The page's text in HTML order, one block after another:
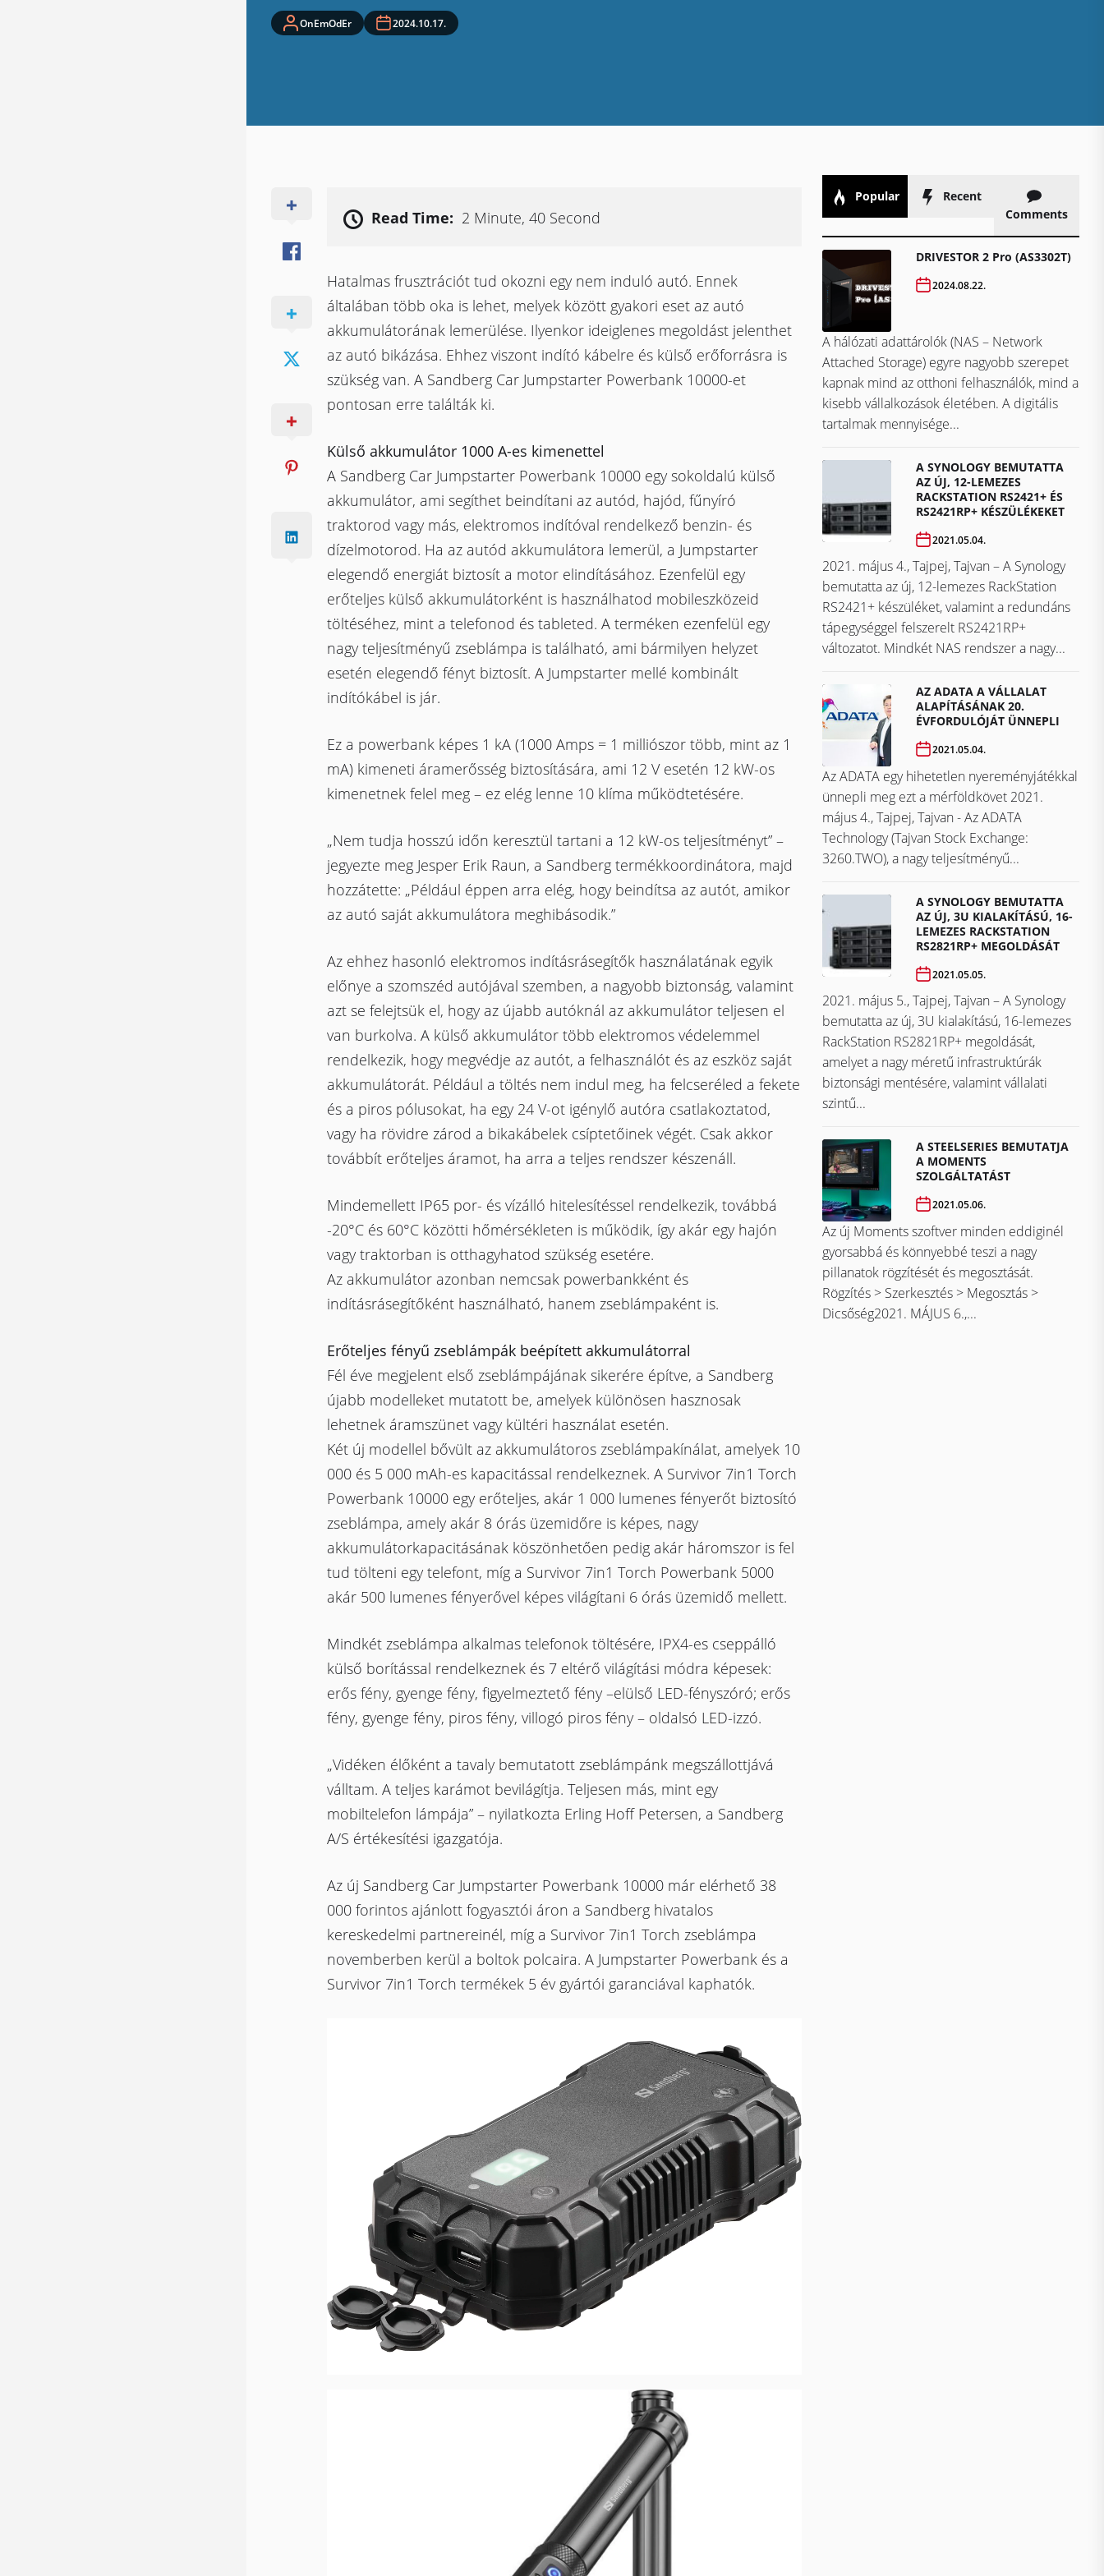
OnEmOdEr 2024.10.17.
Read Time: 2 Minute, 40 Second
Hatalmas frusztrációt tud okozni egy nem induló autó. Ennek
általában több oka is lehet, melyek között gyakori eset az autó
akkumulátorának lemerülése. Ilyenkor ideiglenes megoldást jelenthet
az autó bikázása. Ehhez viszont indító kábelre és külső erőforrásra is
szükség van. A Sandberg Car Jumpstarter Powerbank 10000-et
pontosan erre találták ki.
Külső akkumulátor 1000 A-es kimenettel
A Sandberg Car Jumpstarter Powerbank 10000 egy sokoldalú külső
akkumulátor, ami segíthet beindítani az autód, hajód, fűnyíró
traktorod vagy más, elektromos indítóval rendelkező benzin- és
dízelmotorod. Ha az autód akkumulátora lemerül, a Jumpstarter
elegendő energiát biztosít a motor elindításához. Ezenfelül egy
erőteljes külső akkumulátorként is használhatod mobileszközeid
töltéséhez, mint a telefonod és tableted. A terméken ezenfelül egy
nagy teljesítményű zseblámpa is található, ami bármilyen helyzet
esetén elegendő fényt biztosít. A Jumpstarter mellé kombinált
indítókábel is jár.
Ez a powerbank képes 1 kA (1000 Amps = 1 milliószor több, mint az 1
mA) kimeneti áramerősség biztosítására, ami 12 V esetén 12 kW-os
kimenetnek felel meg – ez elég lenne 10 klíma működtetésére.
„Nem tudja hosszú időn keresztül tartani a 12 kW-os teljesítményt” –
jegyezte meg Jesper Erik Raun, a Sandberg termékkoordinátora, majd
hozzátette: „Például éppen arra elég, hogy beindítsa az autót, amikor
az autó saját akkumulátora meghibásodik.”
Az ehhez hasonló elektromos indításrásegítők használatának egyik
előnye a szomszéd autójával szemben, a nagyobb biztonság, valamint
azt se felejtsük el, hogy az újabb autóknál az akkumulátor teljesen el
van burkolva. A külső akkumulátor több elektromos védelemmel
rendelkezik, hogy megvédje az autót, a felhasználót és az eszköz saját
akkumulátorát. Például a töltés nem indul meg, ha felcseréled a fekete
és a piros pólusokat, ha egy 24 V-ot igénylő autóra csatlakoztatod,
vagy ha rövidre zárod a bikakábelek csíptetőinek végét. Csak akkor
továbbít erőteljes áramot, ha arra a teljes rendszer készenáll.
Mindemellett IP65 por- és vízálló hitelesítéssel rendelkezik, továbbá
-20°C és 60°C közötti hőmérsékleten is működik, így akár egy hajón
vagy traktorban is otthagyhatod szükség esetére.
Az akkumulátor azonban nemcsak powerbankként és
indításrásegítőként használható, hanem zseblámpaként is.
Erőteljes fényű zseblámpák beépített akkumulátorral
Fél éve megjelent első zseblámpájának sikerére építve, a Sandberg
újabb modelleket mutatott be, amelyek különösen hasznosak
lehetnek áramszünet vagy kültéri használat esetén.
Két új modellel bővült az akkumulátoros zseblámpakínálat, amelyek 10
000 és 5 000 mAh-es kapacitással rendelkeznek. A Survivor 7in1 Torch
Powerbank 10000 egy erőteljes, akár 1 000 lumenes fényerőt biztosító
zseblámpa, amely akár 8 órás üzemidőre is képes, nagy
akkumulátorkapacitásának köszönhetően pedig akár háromszor is fel
tud tölteni egy telefont, míg a Survivor 7in1 Torch Powerbank 5000
akár 500 lumenes fényerővel képes világítani 6 órás üzemidő mellett.
Mindkét zseblámpa alkalmas telefonok töltésére, IPX4-es cseppálló
külső borítással rendelkeznek és 7 eltérő világítási módra képesek:
erős fény, gyenge fény, figyelmeztető fény –elülső LED-fényszóró; erős
fény, gyenge fény, piros fény, villogó piros fény – oldalsó LED-izzó.
„Vidéken élőként a tavaly bemutatott zseblámpánk megszállottjává
válltam. A teljes karámot bevilágítja. Teljesen más, mint egy
mobiltelefon lámpája” – nyilatkozta Erling Hoff Petersen, a Sandberg
A/S értékesítési igazgatója.
Az új Sandberg Car Jumpstarter Powerbank 10000 már elérhető 38
000 forintos ajánlott fogyasztói áron a Sandberg hivatalos
kereskedelmi partnereinél, míg a Survivor 7in1 Torch zseblámpa
novemberben kerül a boltok polcaira. A Jumpstarter Powerbank és a
Survivor 7in1 Torch termékek 5 év gyártói garanciával kaphatók.
Popular
Recent
Comments
DRIVESTOR 2 Pro (AS3302T)
2024.08.22.
A hálózati adattárolók (NAS – Network
Attached Storage) egyre nagyobb szerepet
kapnak mind az otthoni felhasználók, mind a
kisebb vállalkozások életében. A digitális
tartalmak mennyisége...
A SYNOLOGY BEMUTATTA
AZ ÚJ, 12-LEMEZES
RACKSTATION RS2421+ ÉS
RS2421RP+ KÉSZÜLÉKEKET
2021.05.04.
2021. május 4., Tajpej, Tajvan – A Synology
bemutatta az új, 12-lemezes RackStation
RS2421+ készüléket, valamint a redundáns
tápegységgel felszerelt RS2421RP+
változatot. Mindkét NAS rendszer a nagy...
AZ ADATA A VÁLLALAT
ALAPÍTÁSÁNAK 20.
ÉVFORDULÓJÁT ÜNNEPLI
2021.05.04.
Az ADATA egy hihetetlen nyereményjátékkal
ünnepli meg ezt a mérföldkövet ​​​​​​​2021.
május 4., Tajpej, Tajvan - Az ADATA
Technology (Tajvan Stock Exchange:
3260.TWO), a nagy teljesítményű...
A SYNOLOGY BEMUTATTA
AZ ÚJ, 3U KIALAKÍTÁSÚ, 16-
LEMEZES RACKSTATION
RS2821RP+ MEGOLDÁSÁT
2021.05.05.
2021. május 5., Tajpej, Tajvan – A Synology
bemutatta az új, 3U kialakítású, 16-lemezes
RackStation RS2821RP+ megoldását,
amelyet a nagy méretű infrastruktúrák
biztonsági mentésére, valamint vállalati
szintű...
A STEELSERIES BEMUTATJA
A MOMENTS
SZOLGÁLTATÁST
2021.05.06.
Az új Moments szoftver minden eddiginél
gyorsabbá és könnyebbé teszi a nagy
pillanatok rögzítését és megosztását.
Rögzítés > Szerkesztés > Megosztás >
Dicsőség2021. MÁJUS 6.,...